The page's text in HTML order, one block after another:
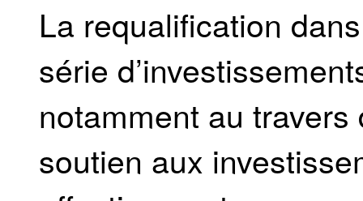
La requalification
série
notamment au
soutien aux